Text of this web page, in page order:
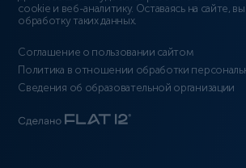
cookie и веб-аналитику. Оставаясь на сайте,
обработку таких данных.
Соглашение о пользовании сайтом
Политика в отношении обработки
Сведения об образовательной организации